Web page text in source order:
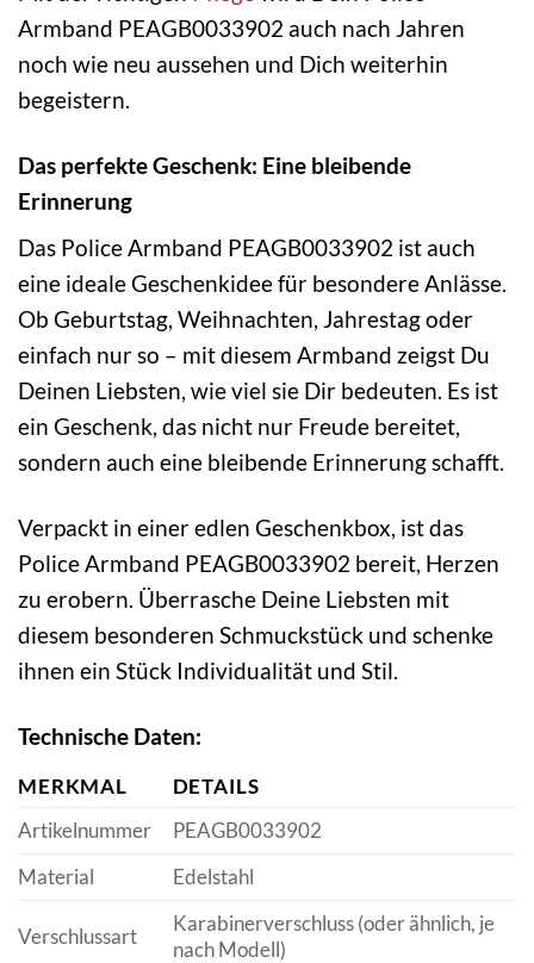
Armband PEAGB0033902 auch nach Jahren
noch wie neu aussehen und Dich weiterhin
begeistern.
Das perfekte Geschenk: Eine bleibende
Erinnerung
Das Police Armband PEAGB0033902 ist auch
eine ideale Geschenkidee für besondere Anlässe.
Ob Geburtstag, Weihnachten, Jahrestag oder
einfach nur so – mit diesem Armband zeigst Du
Deinen Liebsten, wie viel sie Dir bedeuten. Es ist
ein Geschenk, das nicht nur Freude bereitet,
sondern auch eine bleibende Erinnerung schafft.
Verpackt in einer edlen Geschenkbox, ist das
Police Armband PEAGB0033902 bereit, Herzen
zu erobern. Überrasche Deine Liebsten mit
diesem besonderen Schmuckstück und schenke
ihnen ein Stück Individualität und Stil.
Technische Daten:
MERKMAL
DETAILS
Artikelnummer
PEAGB0033902
Material
Edelstahl
Verschlussart
Karabinerverschluss (oder ähnlich, je
nach Modell)